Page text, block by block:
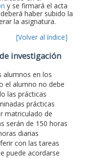
y se firmará el acta
haber subido la
la asignatura.
[Volver al índice]
investigación
alumnos en los
el alumno no debe
las prácticas
prácticas
matriculado de
serán de 150 horas
diarias
con las tareas
puede acordarse